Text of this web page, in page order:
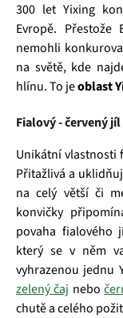
300 let Yixing
Evropě.
nemohli
na světě, kde
hlínu. To jeoblast
Fialový - červený jíl
Unikátní vlastnosti
Přitažlivá a
na celý větší či
konvičky
povaha fialového
který se v něm
vyhrazenou jednu
zelený čaj nebo
chutě a celého